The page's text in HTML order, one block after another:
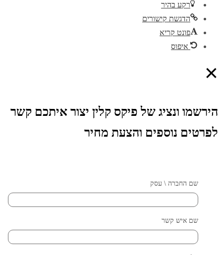
רקע בהיר
הדגשת קישורים
פונט קריא
איפוס
×
הירשמו ונציג של פיקס קלין יצור איתכם קשר
לפרטים נוספים והצעת מחיר
שם החברה \ עסק
שם איש קשר